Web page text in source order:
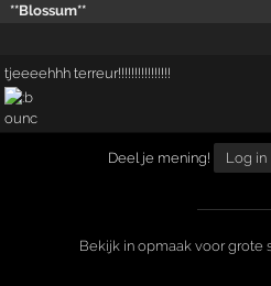
**Blossum**
tjeeeehhh terreur!!!!!!!!!!!!!!!!
Deel je mening! Log in
Bekijk in opmaak voor grote